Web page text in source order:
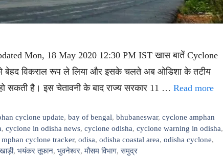
Mon, 18 May 2020 12:30 PM IST खास बातें Cyclone
बेहद विकराल रूप ले लिया और इसके चलते अब ओडिशा के तटीय
सकती है। इस चेतावनी के बाद राज्य सरकार 11 … Read more
cyclone update,bay of bengal,bhubaneswar,cyclone amphan
, cyclone in odisha news, cyclone odisha, cyclone warning in odisha,
mphan cyclone tracker, odisa, odisha coastal area, odisha cyclone,
, भयंकर तूफान, भुवनेश्वर,मौसम विभाग,समुद्र